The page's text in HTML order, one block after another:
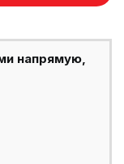
напрямую,